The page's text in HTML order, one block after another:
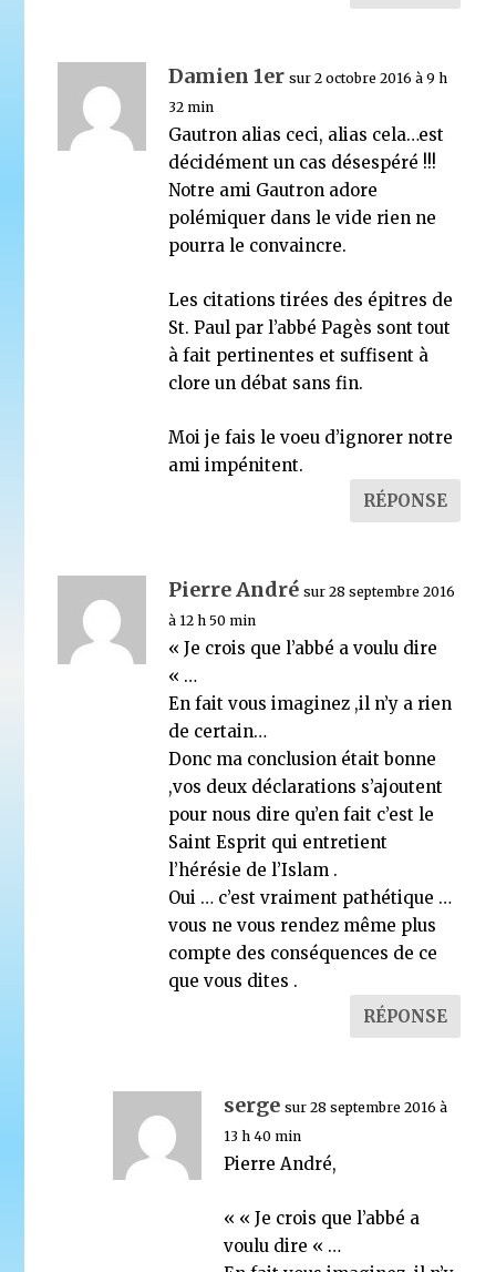
Damien 1er sur 2 octobre 2016 à 9 h
32 min
Gautron alias ceci, alias cela…est
décidément un cas désespéré !!!
Notre ami Gautron adore
polémiquer dans le vide rien ne
pourra le convaincre.
Les citations tirées des épitres de
St. Paul par l’abbé Pagès sont tout
à fait pertinentes et suffisent à
clore un débat sans fin.
Moi je fais le voeu d’ignorer notre
ami impénitent.
RÉPONSE
Pierre André sur 28 septembre 2016
à 12 h 50 min
« Je crois que l’abbé a voulu dire
« …
En fait vous imaginez ,il n’y a rien
de certain…
Donc ma conclusion était bonne
,vos deux déclarations s’ajoutent
pour nous dire qu’en fait c’est le
Saint Esprit qui entretient
l’hérésie de l’Islam .
Oui … c’est vraiment pathétique …
vous ne vous rendez même plus
compte des conséquences de ce
que vous dites .
RÉPONSE
serge sur 28 septembre 2016 à
13 h 40 min
Pierre André,
« « Je crois que l’abbé a
voulu dire « …